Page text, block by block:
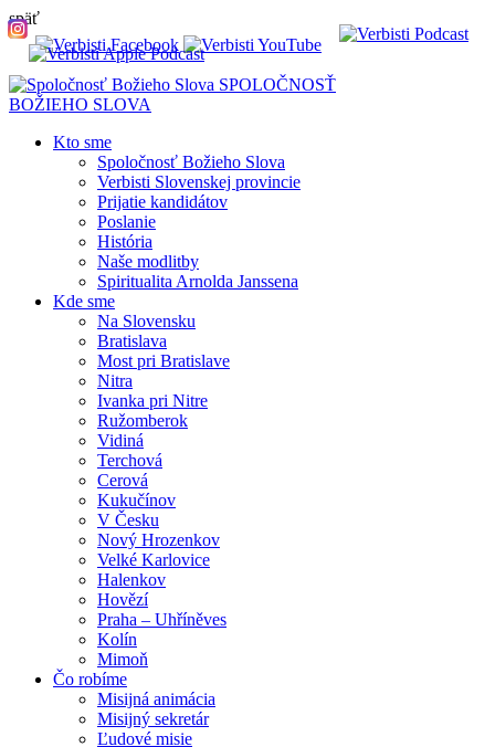
späť
SPOLOČNOSŤ
BOŽIEHO SLOVA
Kto sme
Spoločnosť Božieho Slova
Verbisti Slovenskej provincie
Prijatie kandidátov
Poslanie
História
Naše modlitby
Spiritualita Arnolda Janssena
Kde sme
Na Slovensku
Bratislava
Most pri Bratislave
Nitra
Ivanka pri Nitre
Ružomberok
Vidiná
Terchová
Cerová
Kukučínov
V Česku
Nový Hrozenkov
Velké Karlovice
Halenkov
Hovězí
Praha – Uhříněves
Kolín
Mimoň
Čo robíme
Misijná animácia
Misijný sekretár
Ľudové misie